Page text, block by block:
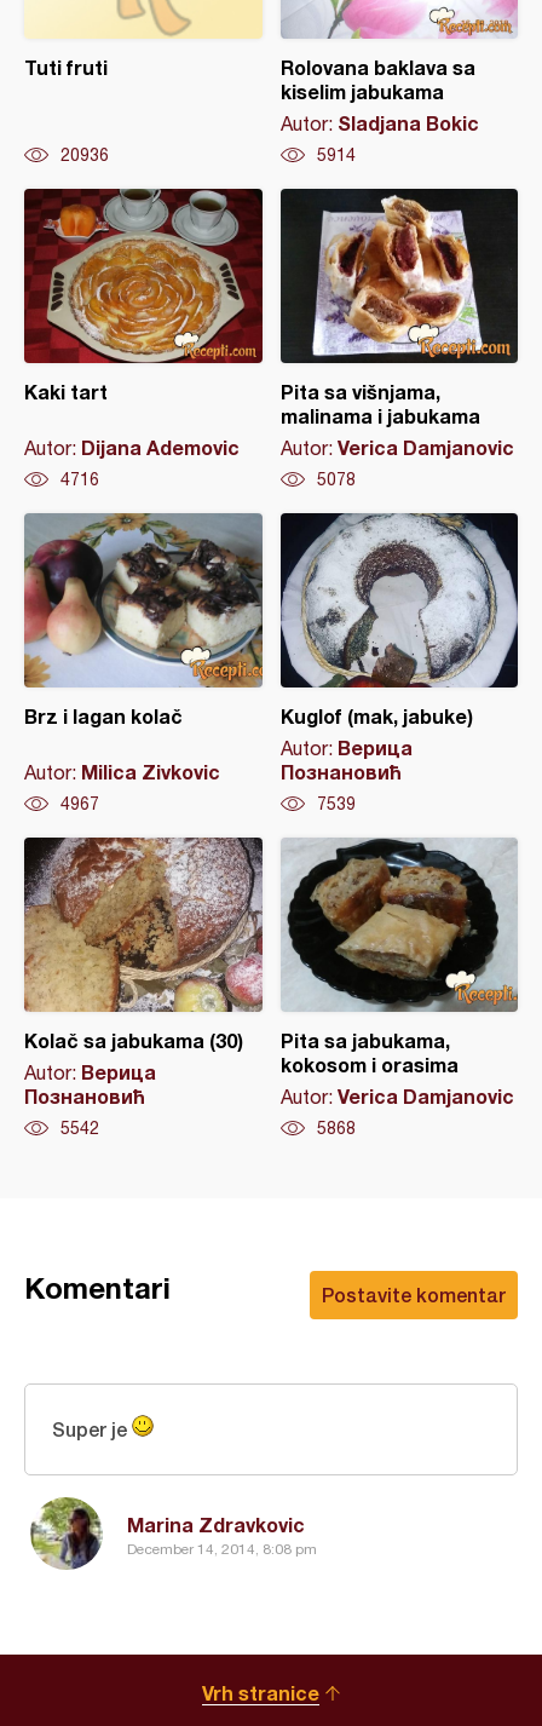
Tuti fruti
20936
Rolovana baklava sa
kiselim jabukama
Autor: Sladjana Bokic
5914
Kaki tart
Autor: Dijana Ademovic
4716
Pita sa višnjama,
malinama i jabukama
Autor: Verica Damjanovic
5078
Brz i lagan kolač
Autor: Milica Zivkovic
4967
Kuglof (mak, jabuke)
Autor: Верица
Познановић
7539
Kolač sa jabukama (30)
Autor: Верица
Познановић
5542
Pita sa jabukama,
kokosom i orasima
Autor: Verica Damjanovic
5868
Postavite komentar
Komentari
Marina Zdravkovic
December 14, 2014, 8:08 pm
Super je
Vrh stranice